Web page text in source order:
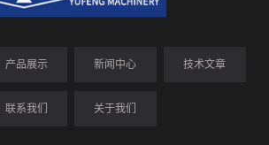
产品展示 新闻中心 技术文章
联系我们 关于我们